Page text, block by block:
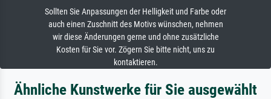
Sollten Sie Anpassungen der Helligkeit und Farbe oder
auch einen Zuschnitt des Motivs wünschen, nehmen
wir diese Änderungen gerne und ohne zusätzliche
Kosten für Sie vor. Zögern Sie bitte nicht, uns zu
kontaktieren.
Ähnliche Kunstwerke für Sie ausgewählt